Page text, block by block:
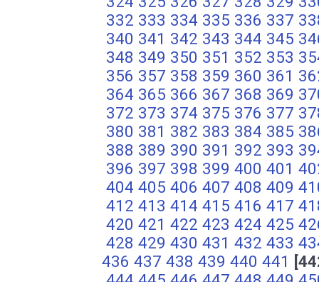
332 333 334 335 336 337
340 341 342 343 344 345
348 349 350 351 352 353
356 357 358 359 360 361
364 365 366 367 368 369
372 373 374 375 376 377
380 381 382 383 384 385
388 389 390 391 392 393
396 397 398 399 400 401
404 405 406 407 408 409
412 413 414 415 416 417
420 421 422 423 424 425
428 429 430 431 432 433
436 437 438 439 440 441